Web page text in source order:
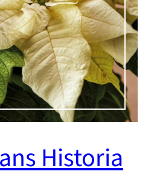
Historia